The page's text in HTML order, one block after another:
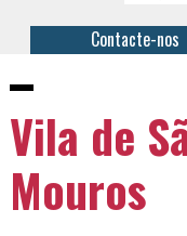
Contacte-nos
Vila de
Mouros